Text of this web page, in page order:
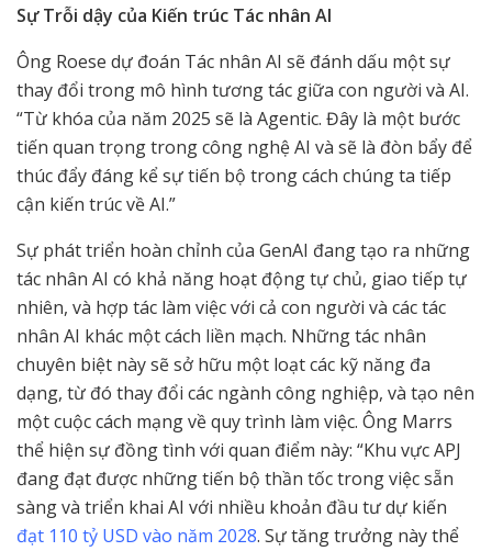
Sự Trỗi dậy của Kiến trúc Tác nhân AI
Ông Roese dự đoán Tác nhân AI sẽ đánh dấu một sự
thay đổi trong mô hình tương tác giữa con người và AI.
“Từ khóa của năm 2025 sẽ là Agentic. Đây là một bước
tiến quan trọng trong công nghệ AI và sẽ là đòn bẩy để
thúc đẩy đáng kể sự tiến bộ trong cách chúng ta tiếp
cận kiến trúc về AI.”
Sự phát triển hoàn chỉnh của GenAI đang tạo ra những
tác nhân AI có khả năng hoạt động tự chủ, giao tiếp tự
nhiên, và hợp tác làm việc với cả con người và các tác
nhân AI khác một cách liền mạch. Những tác nhân
chuyên biệt này sẽ sở hữu một loạt các kỹ năng đa
dạng, từ đó thay đổi các ngành công nghiệp, và tạo nên
một cuộc cách mạng về quy trình làm việc. Ông Marrs
thể hiện sự đồng tình với quan điểm này: “Khu vực APJ
đang đạt được những tiến bộ thần tốc trong việc sẵn
sàng và triển khai AI với nhiều khoản đầu tư dự kiến
đạt 110 tỷ USD vào năm 2028. Sự tăng trưởng này thể